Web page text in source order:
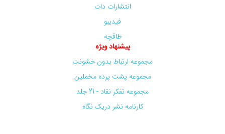
انتشارات دات
فیدیبو
طاقچه
پیشنهاد ویژه
مجموعه ارتباط بدون خشونت
مجموعه پشت پرده مخملین
مجموعه تفکر نقاد - 21 جلد
کارنامه نشر دریک نگاه